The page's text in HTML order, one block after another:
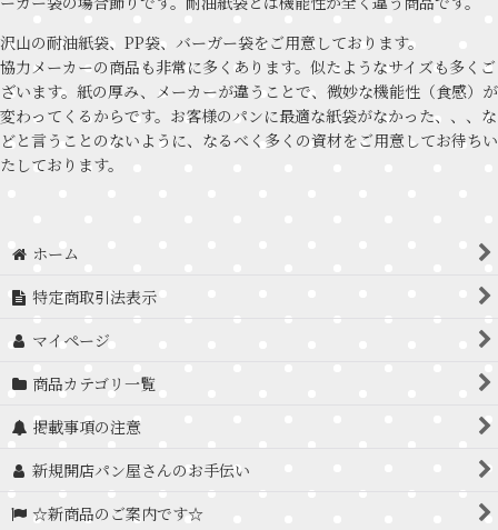
沢山の耐油紙袋、PP袋、バーガー袋をご用意しております。
協力メーカーの商品も非常に多くあります。似たようなサイズも多くご
ざいます。紙の厚み、メーカーが違うことで、微妙な機能性（食感）が
変わってくるからです。お客様のパンに最適な紙袋がなかった、、、な
どと言うことのないように、なるべく多くの資材をご用意してお待ちい
たしております。
ホーム
特定商取引法表示
マイページ
商品カテゴリ一覧
掲載事項の注意
新規開店パン屋さんのお手伝い
☆新商品のご案内です☆